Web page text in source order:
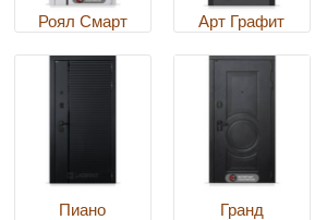
Роял Смарт Арт Графит
Пиано Гранд